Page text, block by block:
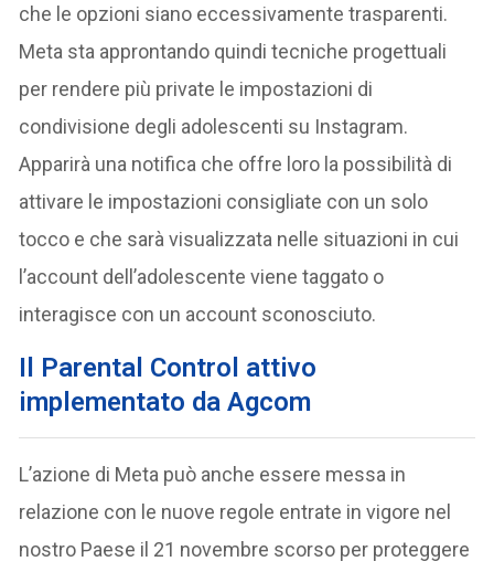
che le opzioni siano eccessivamente trasparenti.
Meta sta approntando quindi tecniche progettuali
per rendere più private le impostazioni di
condivisione degli adolescenti su Instagram.
Apparirà una notifica che offre loro la possibilità di
attivare le impostazioni consigliate con un solo
tocco e che sarà visualizzata nelle situazioni in cui
l’account dell’adolescente viene taggato o
interagisce con un account sconosciuto.
Il Parental Control attivo
implementato da Agcom
L’azione di Meta può anche essere messa in
relazione con le nuove regole entrate in vigore nel
nostro Paese il 21 novembre scorso per proteggere